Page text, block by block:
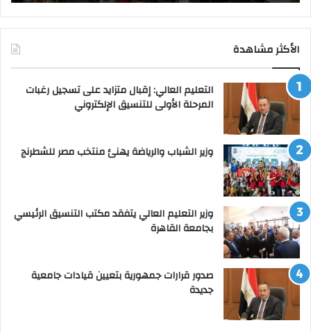
الأكثر مشاهدة
التعليم العالي: إقبال متزايد على تسجيل رغبات
المرحلة الأولى للتنسيق الإلكتروني
وزير الشباب والرياضة يهنئ منتخب مصر للشطرنج
وزير التعليم العالي يتفقد مكتب التنسيق الرئيسي
بجامعة القاهرة
صدور قرارات جمهورية بتعيين قيادات جامعية
جديدة